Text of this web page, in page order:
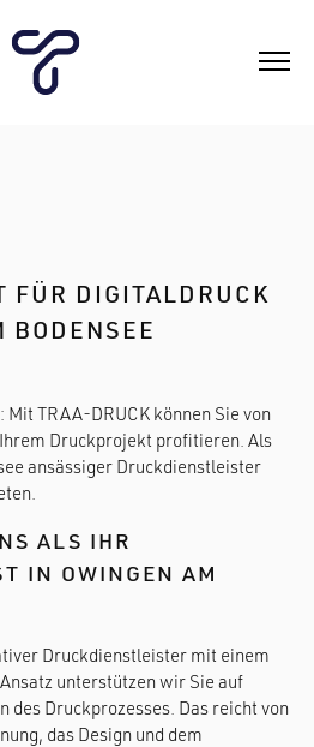
FÜR DIGITALDRUCK
BODENSEE
TRAA-DRUCK können Sie von
Druckprojekt profitieren. Als
ansässiger Druckdienstleister
ALS IHR
IN OWINGEN AM
Druckdienstleister mit einem
unterstützen wir Sie auf
des Druckprozesses. Das reicht von
das Design und dem